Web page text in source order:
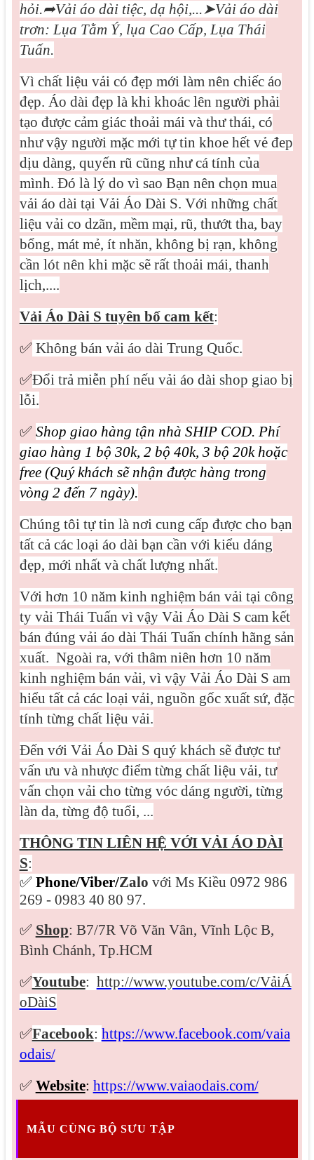
hỏi.➦Vải áo dài tiệc, dạ hội,...➤Vải áo dài
trơn: Lụa Tằm Ý, lụa Cao Cấp, Lụa Thái
Tuấn.
Vìchất liệu vải có đẹp mới làm nên chiếc áo
đẹp. Áo dài đẹp là khi khoác lên người phải
tạo được cảm giác thoải mái và thư thái, có
như vậy người mặc mới tự tin khoe hết vẻ đep
dịu dàng, quyến rũ cũng như cá tính của
mình. Đó là lý do vì sao Bạn nên chọn mua
vải áo dài tại Vải Áo Dài S. Với những chất
liệu vải co dzãn, mềm mại, rũ, thướt tha, bay
bổng, mát mẻ, ít nhăn, không bị rạn, không
cần lót nên khi mặc sẽ rất thoải mái, thanh
lịch,....
Vải Áo Dài S tuyên bố cam kết:
✅ Không bán vải áo dài Trung Quốc.
✅Đổi trả miễn phí nếu vải áo dài shop giao bị
lỗi.
✅ Shop giao hàng tận nhà SHIP COD. Phí
giao hàng 1 bộ 30k, 2 bộ 40k, 3 bộ 20k hoặc
free (Quý khách sẽ nhận được hàng trong
vòng 2 đến 7 ngày).
Chúng tôi tự tin là nơi cung cấp được cho bạn
tất cả các loại áo dài bạn cần với kiểu dáng
đẹp, mới nhất và chất lượng nhất.
Với hơn 10 năm kinh nghiệm bán vải tại công
ty vải Thái Tuấn vì vậy Vải Áo Dài S cam kết
bán đúng vải áo dài Thái Tuấn chính hãng sản
xuất. Ngoài ra, với thâm niên hơn 10 năm
kinh nghiệm bán vải, vì vậy Vải Áo Dài S am
hiểu tất cả các loại vải, nguồn gốc xuất sứ, đặc
tính từng chất liệu vải.
Đến với Vải Áo Dài S quý khách sẽ được tư
vấn ưu và nhược điểm từng chất liệu vải, tư
vấn chọn vải cho từng vóc dáng người, từng
làn da, từng độ tuổi, ...
THÔNG TIN LIÊN HỆ VỚI VẢI ÁO DÀI
S:
✅ Phone/Viber/Zalo với Ms Kiều 0972 986
269 - 0983 40 80 97.
✅ Shop: B7/7R Võ Văn Vân, Vĩnh Lộc B,
Bình Chánh, Tp.HCM
✅Youtube: http://www.youtube.com/c/VảiÁ
oDàiS
✅Facebook: https://www.facebook.com/vaia
odais/
✅ Website: https://www.vaiaodais.com/
MẪU CÙNG BỘ SƯU TẬP